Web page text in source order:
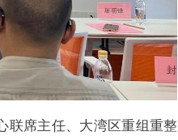
联席主任、大湾区重组重整